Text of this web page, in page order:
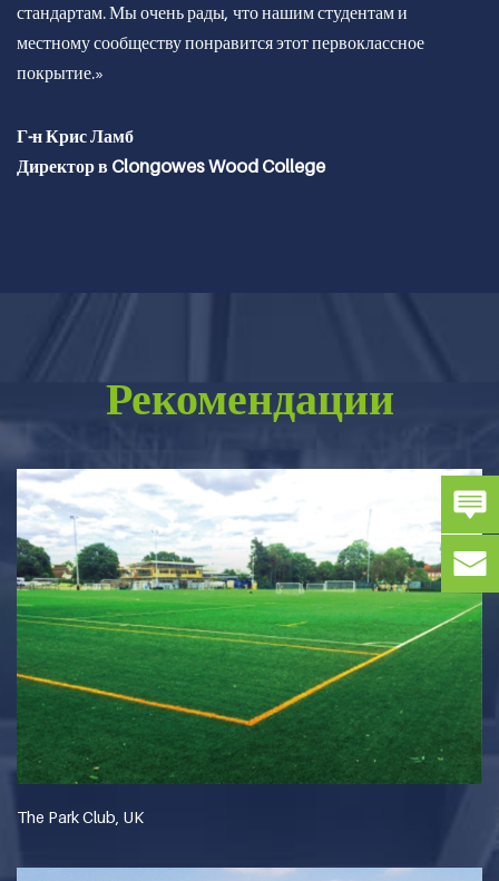
стандартам. Мы очень рады, что нашим студентам и
местному сообществу понравится этот первоклассное
покрытие.»
Г-н Крис Ламб
Директор в Clongowes Wood College
Рекомендации
The Park Club, UK